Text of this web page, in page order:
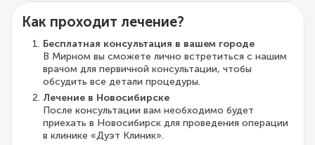
Как проходит лечение?
Бесплатная консультация в вашем городе
В Мирном вы сможете лично встретиться с нашим
врачом для первичной консультации, чтобы
обсудить все детали процедуры.
Лечение в Новосибирске
После консультации вам необходимо будет
приехать в Новосибирск для проведения операции
в клинике «Дуэт Клиник».